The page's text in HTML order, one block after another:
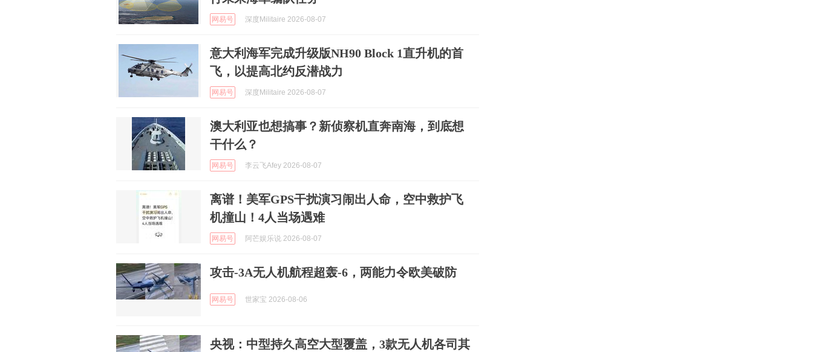
网易号 深度Militaire 2026-08-07
意大利海军完成升级版NH90 Block 1直升机的首
飞，以提高北约反潜战力
网易号 深度Militaire 2026-08-07
澳大利亚也想搞事？新侦察机直奔南海，到底想
干什么？
网易号 李云飞Afey 2026-08-07
离谱！美军GPS干扰演习闹出人命，空中救护飞
机撞山！4人当场遇难
网易号 阿芒娱乐说 2026-08-07
攻击-3A无人机航程超轰-6，两能力令欧美破防
网易号 世家宝 2026-08-06
央视：中型持久高空大型覆盖，3款无人机各司其